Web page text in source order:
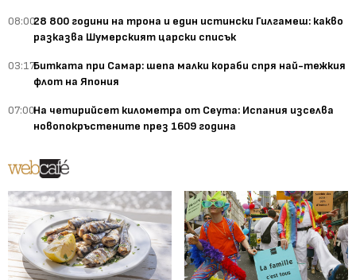
08:0028 800 години на трона и един истински Гилгамеш: какво
разказва Шумерският царски списък
03:17Битката при Самар: шепа малки кораби спря най-тежкия
флот на Япония
07:00На четирийсет километра от Сеута: Испания изселва
новопокръстените през 1609 година